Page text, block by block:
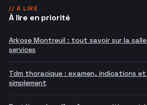
// À LIRE
À lire en priorité
Arkose Montreuil : tout savoir sur la
services
Tdm thoracique : examen, indications
simplement